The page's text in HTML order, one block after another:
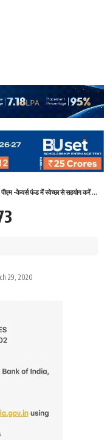
पीएम -केयर्स फंड में स्वेच्छा से सहयोग करें ,कोरोना के ख़िलाफ़ लड़ाई में योद्धा बनें:अनुराग ठाकुर
29, 2020